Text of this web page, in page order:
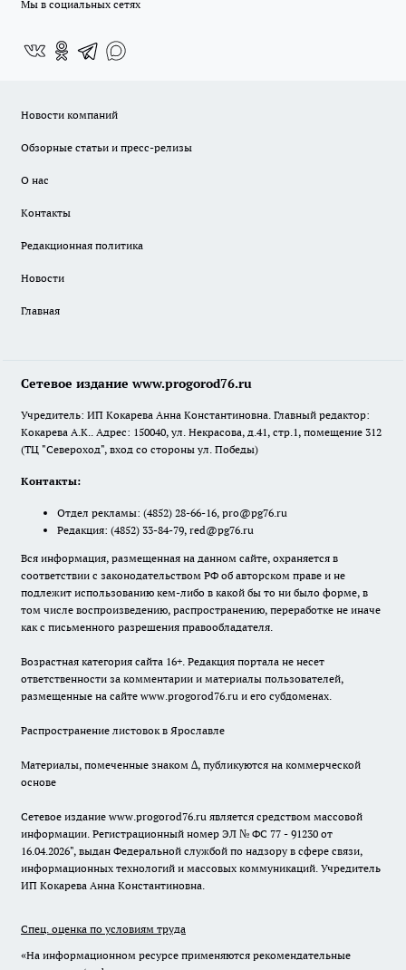
Мы в социальных сетях
Новости компаний
Обзорные статьи и пресс-релизы
О нас
Контакты
Редакционная политика
Новости
Главная
Сетевое издание www.progorod76.ru
Учредитель: ИП Кокарева Анна Константиновна. Главный редактор:
Кокарева А.К.. Адрес: 150040, ул. Некрасова, д.41, стр.1, помещение 312
(ТЦ "Североход", вход со стороны ул. Победы)
Контакты:
Отдел рекламы: (4852) 28-66-16, pro@pg76.ru
Редакция: (4852) 33-84-79, red@pg76.ru
Вся информация, размещенная на данном сайте, охраняется в
соответствии с законодательством РФ об авторском праве и не
подлежит использованию кем-либо в какой бы то ни было форме, в
том числе воспроизведению, распространению, переработке не иначе
как с письменного разрешения правообладателя.
Возрастная категория сайта 16+. Редакция портала не несет
ответственности за комментарии и материалы пользователей,
размещенные на сайте www.progorod76.ru и его субдоменах.
Распространение листовок в Ярославле
Материалы, помеченные знаком ∆, публикуются на коммерческой
основе
Сетевое издание www.progorod76.ru является средством массовой
информации. Регистрационный номер ЭЛ № ФС 77 - 91230 от
16.04.2026", выдан Федеральной службой по надзору в сфере связи,
информационных технологий и массовых коммуникаций. Учредитель
ИП Кокарева Анна Константиновна.
Спец. оценка по условиям труда
«На информационном ресурсе применяются рекомендательные